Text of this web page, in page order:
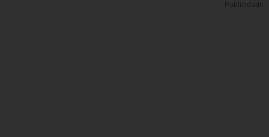
Publicidade